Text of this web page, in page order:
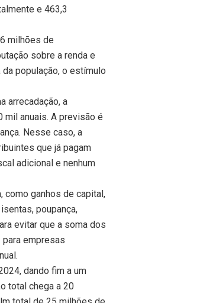
e 463,3
milhões de
sobre a renda e
população, o estímulo
arrecadação, a
mil anuais. A previsão é
Nesse caso, a
que já pagam
adicional e nenhum
como ganhos de capital,
poupança,
evitar que a soma dos
empresas
dando fim a um
total chega a 20